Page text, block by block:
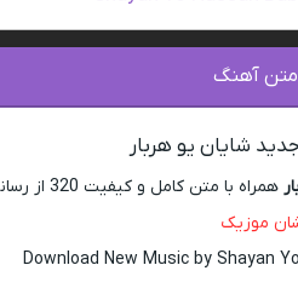
متن آهنگ
شایان یو هربار
همراه با متن کامل و کیفیت 320 از رسانه ی
موزیک
Download New Music by Shayan